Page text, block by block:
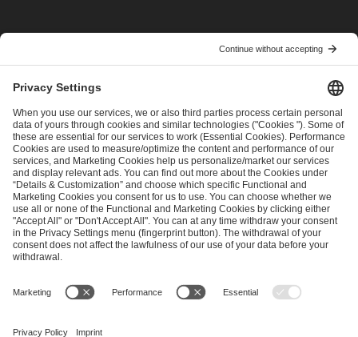
andPrivacy Policy
SEND MESSAGE
CAREER MEDIA RIGHTS